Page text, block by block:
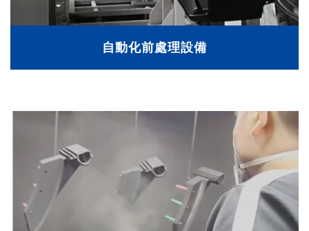
自動化前處理設備